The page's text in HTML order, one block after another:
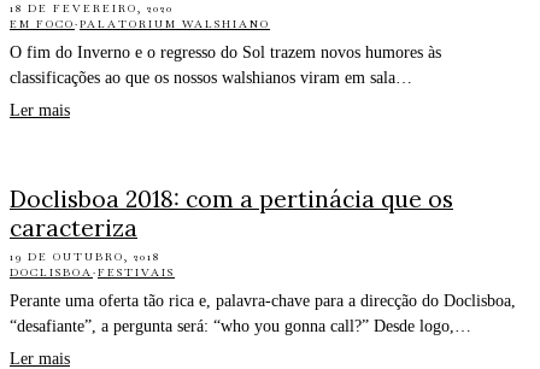
18 DE FEVEREIRO, 2020
EM FOCO·PALATORIUM WALSHIANO
O fim do Inverno e o regresso do Sol trazem novos humores às
classificações ao que os nossos walshianos viram em sala…
Ler mais
Doclisboa 2018: com a pertinácia que os
caracteriza
19 DE OUTUBRO, 2018
DOCLISBOA·FESTIVAIS
Perante uma oferta tão rica e, palavra-chave para a direcção do Doclisboa,
“desafiante”, a pergunta será: “who you gonna call?” Desde logo,…
Ler mais